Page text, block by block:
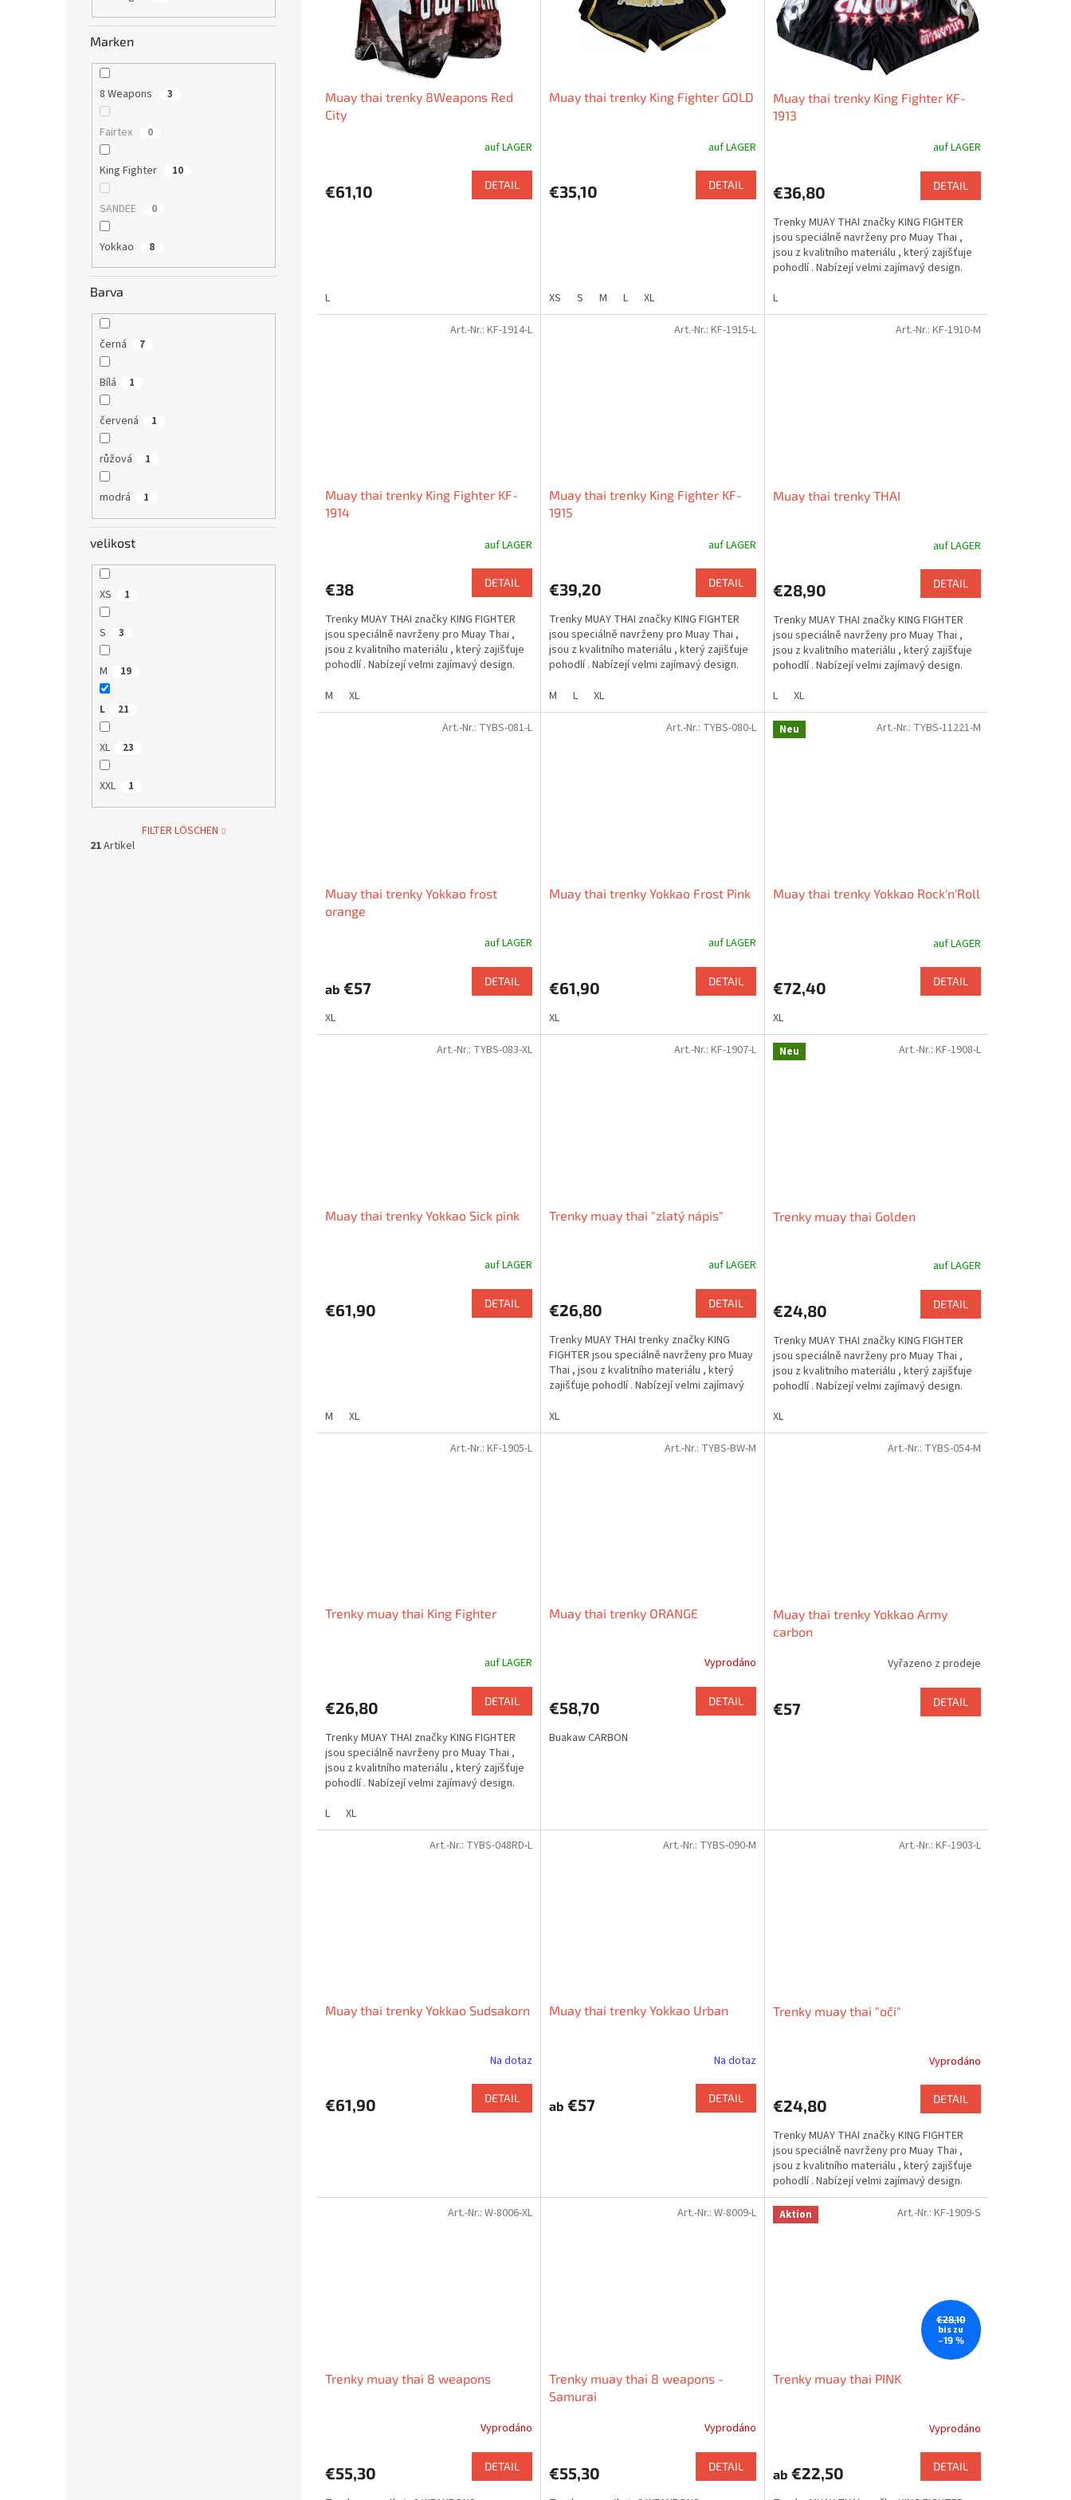
Marken
8 Weapons 3
Fairtex 0
King Fighter 10
SANDEE 0
Yokkao 8
Barva
černá 7
Bílá 1
červená 1
růžová 1
modrá 1
velikost
XS 1
S 3
M 19
L 21
XL 23
XXL 1
FILTER LÖSCHEN
21Artikel
Muay thai trenky 8Weapons Red
City
auf LAGER
€61,10 DETAIL
L
Muay thai trenky King Fighter GOLD
auf LAGER
€35,10 DETAIL
XS S M L XL
Muay thai trenky King Fighter KF-
1913
auf LAGER
€36,80 DETAIL
Trenky MUAY THAI značky KING FIGHTER
jsou speciálně navrženy pro Muay Thai ,
jsou z kvalitního materiálu , který zajišťuje
pohodlí . Nabízejí velmi zajímavý design.
L
Muay thai trenky King Fighter KF-
1914
auf LAGER
€38 DETAIL
Trenky MUAY THAI značky KING FIGHTER
jsou speciálně navrženy pro Muay Thai ,
jsou z kvalitního materiálu , který zajišťuje
pohodlí . Nabízejí velmi zajímavý design.
M
XL
Art.-Nr.: KF-1914-L
Muay thai trenky King Fighter KF-
1915
auf LAGER
€39,20 DETAIL
Trenky MUAY THAI značky KING FIGHTER
jsou speciálně navrženy pro Muay Thai ,
jsou z kvalitního materiálu , který zajišťuje
pohodlí . Nabízejí velmi zajímavý design.
M
L XL
Art.-Nr.: KF-1915-L
Muay thai trenky THAI
auf LAGER
€28,90 DETAIL
Trenky MUAY THAI značky KING FIGHTER
jsou speciálně navrženy pro Muay Thai ,
jsou z kvalitního materiálu , který zajišťuje
pohodlí . Nabízejí velmi zajímavý design.
L
XL
Art.-Nr.: KF-1910-M
Muay thai trenky Yokkao frost
orange
auf LAGER
ab €57 DETAIL
XL
Art.-Nr.: TYBS-081-L
Muay thai trenky Yokkao Frost Pink
auf LAGER
€61,90 DETAIL
XL
Art.-Nr.: TYBS-080-L Neu
Muay thai trenky Yokkao Rock'n'Roll
auf LAGER
€72,40 DETAIL
XL
Art.-Nr.: TYBS-11221-M
Muay thai trenky Yokkao Sick pink
auf LAGER
€61,90 DETAIL
M XL
Art.-Nr.: TYBS-083-XL
Trenky muay thai "zlatý nápis"
auf LAGER
€26,80 DETAIL
Trenky MUAY THAI trenky značky KING
FIGHTER jsou speciálně navrženy pro Muay
Thai , jsou z kvalitního materiálu , který
zajišťuje pohodlí . Nabízejí velmi zajímavý
XL
Art.-Nr.: KF-1907-L Neu
Trenky muay thai Golden
auf LAGER
€24,80 DETAIL
Trenky MUAY THAI značky KING FIGHTER
jsou speciálně navrženy pro Muay Thai ,
jsou z kvalitního materiálu , který zajišťuje
pohodlí . Nabízejí velmi zajímavý design.
XL
Art.-Nr.: KF-1908-L
Trenky muay thai King Fighter
auf LAGER
€26,80 DETAIL
Trenky MUAY THAI značky KING FIGHTER
jsou speciálně navrženy pro Muay Thai ,
jsou z kvalitního materiálu , který zajišťuje
pohodlí . Nabízejí velmi zajímavý design.
L
XL
Art.-Nr.: KF-1905-L
Muay thai trenky ORANGE
Vyprodáno
€58,70 DETAIL
Buakaw CARBON
Art.-Nr.: TYBS-BW-M
Muay thai trenky Yokkao Army
carbon
Vyřazeno z prodeje
€57 DETAIL
Art.-Nr.: TYBS-054-M
Muay thai trenky Yokkao Sudsakorn
Na dotaz
€61,90 DETAIL
Art.-Nr.: TYBS-048RD-L
Muay thai trenky Yokkao Urban
Na dotaz
ab €57 DETAIL
Art.-Nr.: TYBS-090-M
Trenky muay thai "oči"
Vyprodáno
€24,80 DETAIL
Trenky MUAY THAI značky KING FIGHTER
jsou speciálně navrženy pro Muay Thai ,
jsou z kvalitního materiálu , který zajišťuje
pohodlí . Nabízejí velmi zajímavý design.
Art.-Nr.: KF-1903-L
Trenky muay thai 8 weapons
Vyprodáno
€55,30 DETAIL
Art.-Nr.: W-8006-XL
Trenky muay thai 8 weapons -
Samurai
Vyprodáno
€55,30 DETAIL
Art.-Nr.: W-8009-L Aktion
€28,10
bis zu
–19 %
Trenky muay thai PINK
Vyprodáno
ab €22,50 DETAIL
Art.-Nr.: KF-1909-S